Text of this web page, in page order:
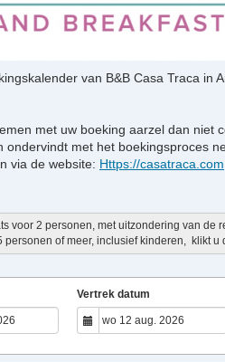
van B&B Casa Traca in
met uw boeking aarzel dan niet
ondervindt met het boekingsproces
via de website: Https://casatraca.com
voor 2 personen, met uitzondering van
personen of meer, inclusief kinderen, klikt
Vertrek datum